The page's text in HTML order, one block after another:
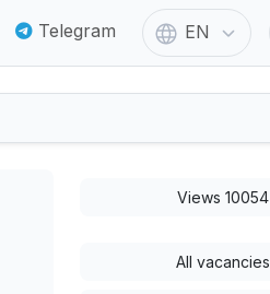
Telegram EN
Views 10054
All vacancies